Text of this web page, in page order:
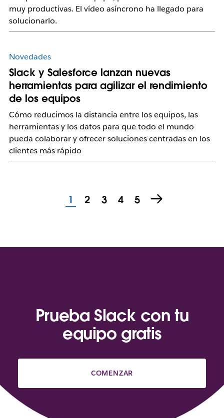
muy productivas. El vídeo asíncrono ha llegado para
solucionarlo.
Novedades
Slack y Salesforce lanzan nuevas
herramientas para agilizar el rendimiento
de los equipos
Cómo reducimos la distancia entre los equipos, las
herramientas y los datos para que todo el mundo
pueda colaborar y ofrecer soluciones centradas en los
clientes más rápido
1 2 3 4 5
Prueba Slack con tu
equipo gratis
COMENZAR